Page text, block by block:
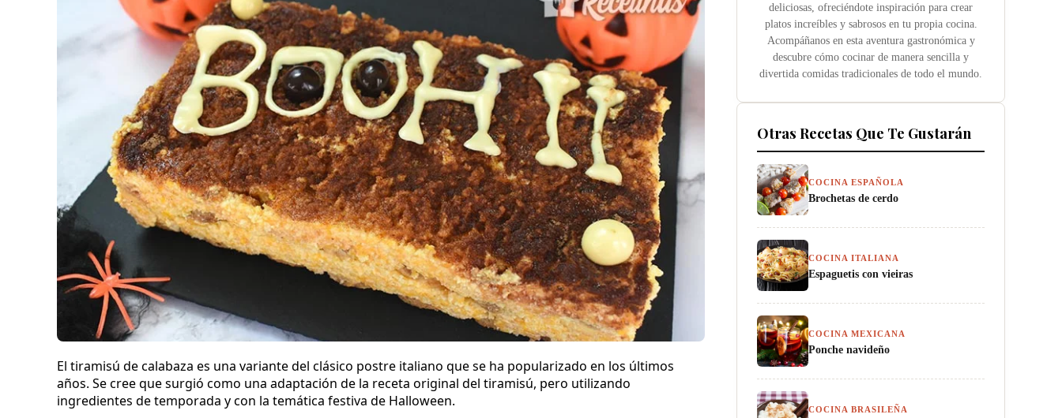
El tiramisú de calabaza es una variante del clásico postre italiano que se ha popularizado en los últimos
años. Se cree que surgió como una adaptación de la receta original del tiramisú, pero utilizando
ingredientes de temporada y con la temática festiva de Halloween.
deliciosas, ofreciéndote inspiración para crear
platos increíbles y sabrosos en tu propia cocina.
Acompáñanos en esta aventura gastronómica y
descubre cómo cocinar de manera sencilla y
divertida comidas tradicionales de todo el mundo.
Otras Recetas Que Te Gustarán
COCINA ESPAÑOLA
Brochetas de cerdo
COCINA ITALIANA
Espaguetis con vieiras
COCINA MEXICANA
Ponche navideño
COCINA BRASILEÑA